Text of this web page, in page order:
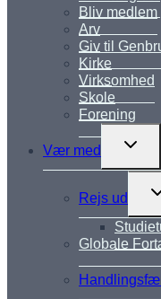
Bliv medlem
Arv
Giv til
Kirke
Virksomhed
Skole
Forening
Vær med
Skift
Rejs ud
Globale